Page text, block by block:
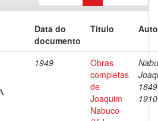
Data do
documento
Título
1949
Obras
completas
de
Joaquim
Nabuco
1910